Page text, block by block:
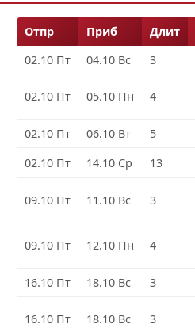
Отпр Приб Длит
02.10 Пт
04.10 Вс 3
02.10 Пт 05.10 Пн 4
02.10 Пт 06.10 Вт 5
02.10 Пт
14.10 Ср 13
09.10 Пт 11.10 Вс 3
09.10 Пт 12.10 Пн 4
16.10 Пт 18.10 Вс 3
16.10 Пт 18.10 Вс 3